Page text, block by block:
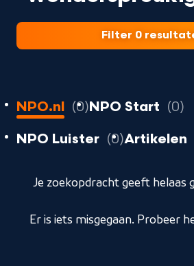
Filter 0
0
resultaten
geladen
NPO.nl 0 resultaten
NPO Start 0
NPO Luister
0 Artikelen
Je zoekopdracht geeft helaas
Er is iets misgegaan. Probeer